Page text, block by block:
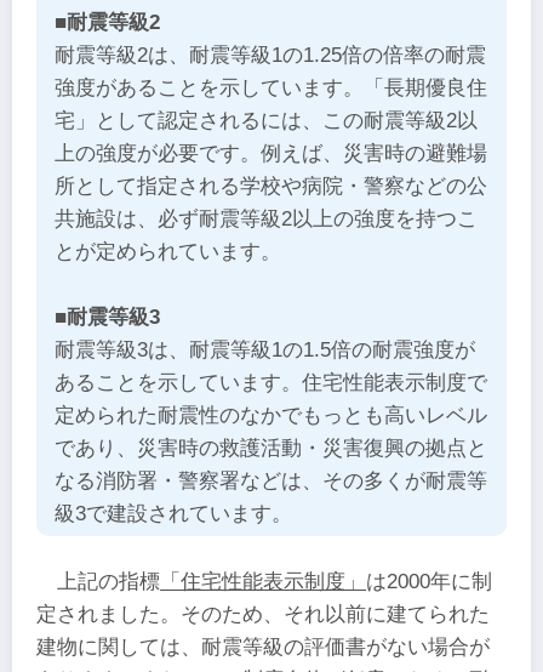
■耐震等級2
耐震等級2は、耐震等級1の1.25倍の倍率の耐震
強度があることを示しています。「長期優良住
宅」として認定されるには、この耐震等級2以
上の強度が必要です。例えば、災害時の避難場
所として指定される学校や病院・警察などの公
共施設は、必ず耐震等級2以上の強度を持つこ
とが定められています。
■耐震等級3
耐震等級3は、耐震等級1の1.5倍の耐震強度が
あることを示しています。住宅性能表示制度で
定められた耐震性のなかでもっとも高いレベル
であり、災害時の救護活動・災害復興の拠点と
なる消防署・警察署などは、その多くが耐震等
級3で建設されています。
上記の指標 「住宅性能表示制度」 は2000年に制
定されました。そのため、それ以前に建てられた
建物に関しては、耐震等級の評価書がない場合が